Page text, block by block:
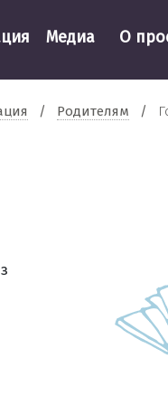
Медиа О
/ Родителям /